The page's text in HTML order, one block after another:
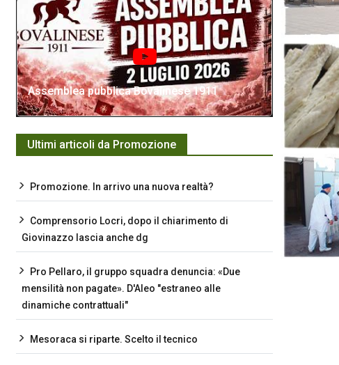
Assemblea pubblica Bovalinese 1911
Ultimi articoli da Promozione
Promozione. In arrivo una nuova realtà?
Comprensorio Locri, dopo il chiarimento di
Giovinazzo lascia anche dg
Pro Pellaro, il gruppo squadra denuncia: «Due
mensilità non pagate». D'Aleo "estraneo alle
dinamiche contrattuali"
Mesoraca si riparte. Scelto il tecnico